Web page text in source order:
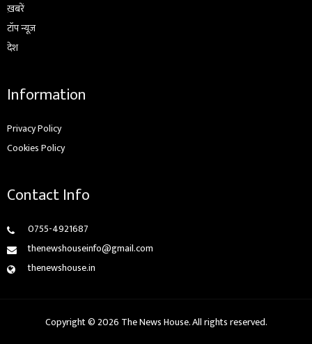
ख़बरें
टॉप न्यूज़
देश
Information
Privacy Policy
Cookies Policy
Contact Info
0755-4921687
thenewshouseinfo@gmail.com
thenewshouse.in
Copyright © 2026 The News House. All rights reserved.